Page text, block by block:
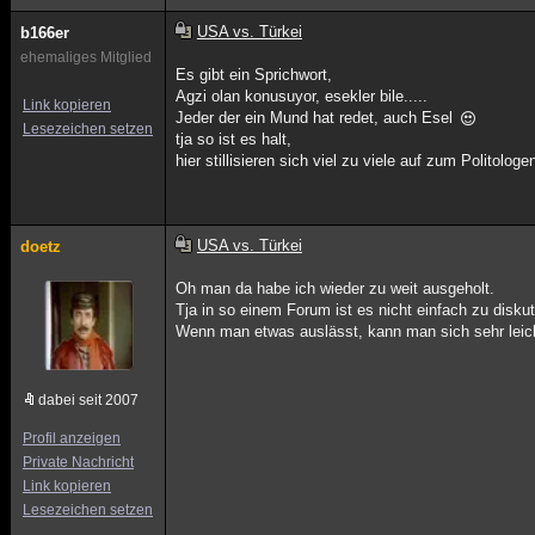
b166er
ehemaliges Mitglied
Link kopieren
Lesezeichen setzen
USA vs. Türkei
Es gibt ein Sprichwort,
Agzi olan konusuyor, esekler bile.....
Jeder der ein Mund hat redet, auch Esel
tja so ist es halt,
hier stillisieren sich viel zu viele auf zum
doetz
dabei seit 2007
Profil anzeigen
Private Nachricht
Link kopieren
Lesezeichen setzen
USA vs. Türkei
Oh man da habe ich wieder zu weit ausgeholt.
Tja in so einem Forum ist es nicht einfach zu
Wenn man etwas auslässt, kann man sich sehr